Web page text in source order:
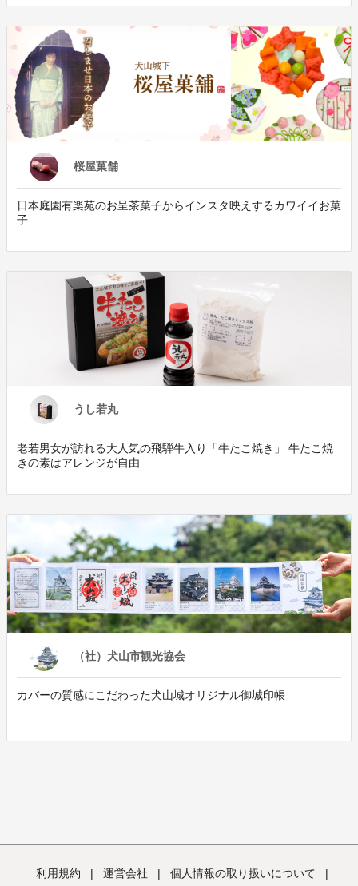
桜屋菓舗
⽇本庭園有楽苑のお呈茶菓⼦からインスタ映えするカワイイお菓
⼦
うし若丸
老若男女が訪れる大人気の飛騨牛入り「牛たこ焼き」 牛たこ焼
きの素はアレンジが自由
（社）犬山市観光協会
カバーの質感にこだわった犬山城オリジナル御城印帳
利用規約 | 運営会社 | 個人情報の取り扱いについて
|